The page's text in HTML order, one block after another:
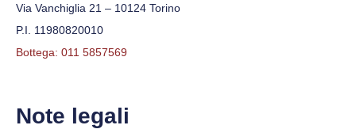
Via Vanchiglia 21 – 10124 Torino
P.I. 11980820010
Bottega: 011 5857569
Note legali